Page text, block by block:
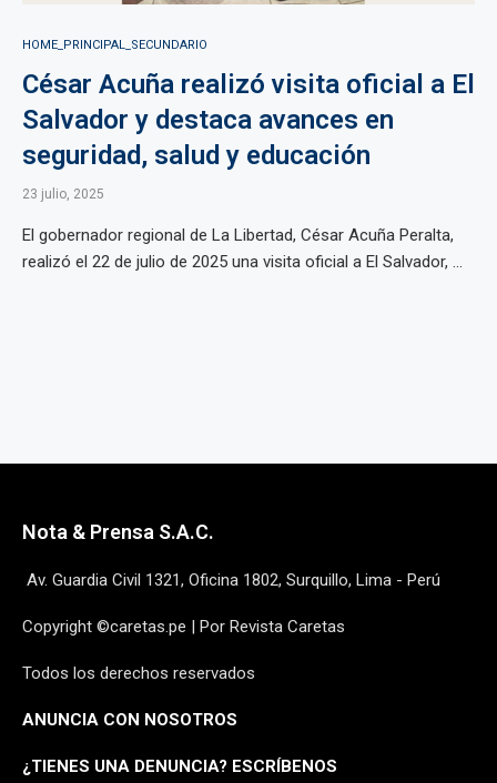
HOME_PRINCIPAL_SECUNDARIO
César Acuña realizó visita oficial a El
Salvador y destaca avances en
seguridad, salud y educación
23 julio, 2025
El gobernador regional de La Libertad, César Acuña Peralta,
realizó el 22 de julio de 2025 una visita oficial a El Salvador, ...
Nota & Prensa S.A.C.
Av. Guardia Civil 1321, Oficina 1802, Surquillo, Lima - Perú
Copyright ©caretas.pe | Por Revista Caretas
Todos los derechos reservados
ANUNCIA CON NOSOTROS
¿TIENES UNA DENUNCIA? ESCRÍBENOS